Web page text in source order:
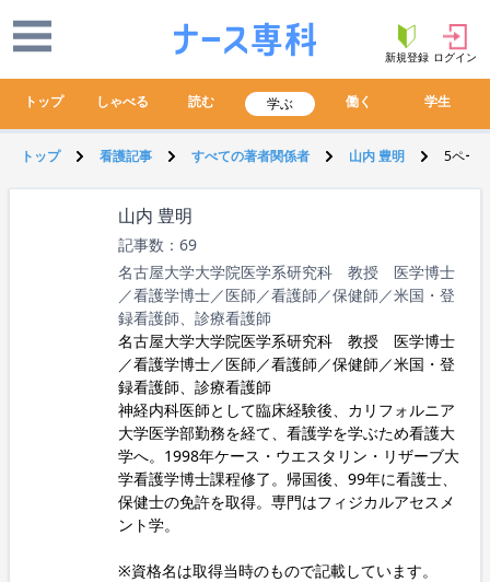
新規登録 ログイン
トップ しゃべる 読む 学ぶ 働く 学生
トップ 看護記事 すべての著者関係者 山内 豊明 5ペー
山内 豊明
記事数：69
名古屋大学大学院医学系研究科 教授 医学博士
／看護学博士／医師／看護師／保健師／米国・登
録看護師、診療看護師
名古屋大学大学院医学系研究科 教授 医学博士
／看護学博士／医師／看護師／保健師／米国・登
録看護師、診療看護師
神経内科医師として臨床経験後、カリフォルニア
大学医学部勤務を経て、看護学を学ぶため看護大
学へ。1998年ケース・ウエスタリン・リザーブ大
学看護学博士課程修了。帰国後、99年に看護士、
保健士の免許を取得。専門はフィジカルアセスメ
ント学。
※資格名は取得当時のもので記載しています。